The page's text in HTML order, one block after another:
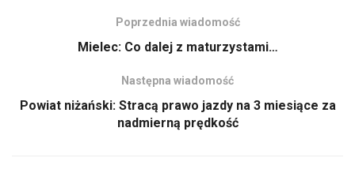
Poprzednia wiadomość
Mielec: Co dalej z maturzystami…
Następna wiadomość
Powiat niżański: Stracą prawo jazdy na 3 miesiące za
nadmierną prędkość